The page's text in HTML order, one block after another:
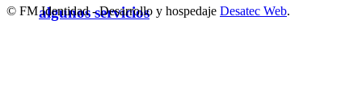
algunos servicios
© FM Identidad - Desarrollo y hospedaje Desatec Web.